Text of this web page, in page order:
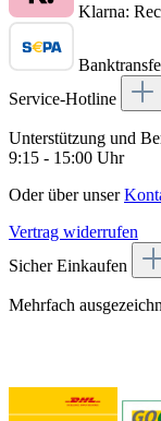
Klarna:
Service-Hotline
Unterstützung und
9:15 - 15:00 Uhr
Oder über unser
Vertrag widerrufen
Sicher Einkaufen
Mehrfach